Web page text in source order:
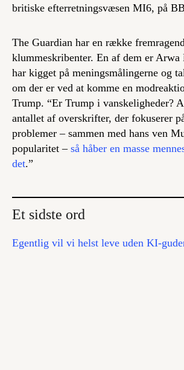
britiske efterretningsvæsen MI6, på
The Guardian har en række
klummeskribenter. En af dem er
har kigget på meningsmålingerne og
om der er ved at komme en
Trump. “Er Trump i vanskeligheder?
antallet af overskrifter, der fokuserer
problemer – sammen med hans ven
popularitet – så håber en masse
det.”
Et sidste ord
Egentlig vil vi helst leve uden KI-